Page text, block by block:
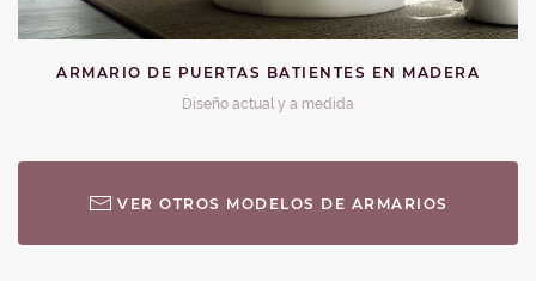
ARMARIO DE PUERTAS BATIENTES EN MADERA
Diseño actual y a medida
VER OTROS MODELOS DE ARMARIOS